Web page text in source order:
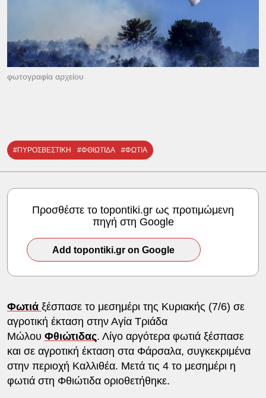
φωτογραφία αρχείου
#ΠΥΡΟΣΒΕΣΤΙΚΗ #ΦΘΙΩΤΙΔΑ #ΦΩΤΙΑ
Προσθέστε το topontiki.gr ως προτιμώμενη
πηγή στη Google
Add topontiki.gr on Google
Φωτιά ξέσπασε το μεσημέρι της Κυριακής (7/6) σε
αγροτική έκταση στην Αγία Τριάδα
Μώλου Φθιώτιδας. Λίγο αργότερα φωτιά ξέσπασε
και σε αγροτική έκταση στα Φάρσαλα, συγκεκριμένα
στην περιοχή Καλλιθέα. Μετά τις 4 το μεσημέρι η
φωτιά στη Φθιώτιδα οριοθετήθηκε.